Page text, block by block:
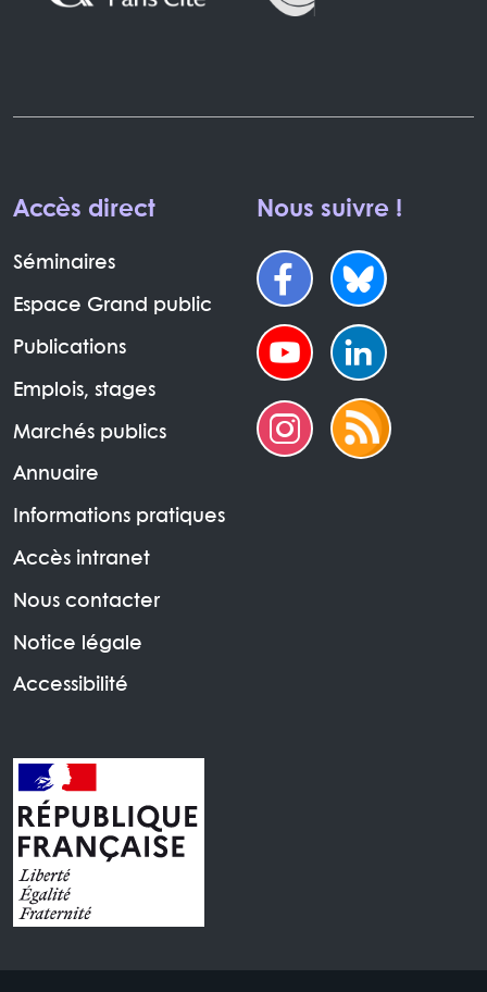
Accès direct
Séminaires
Espace Grand public
Publications
Emplois, stages
Marchés publics
Annuaire
Informations pratiques
Accès intranet
Nous contacter
Notice légale
Accessibilité
Nous suivre !